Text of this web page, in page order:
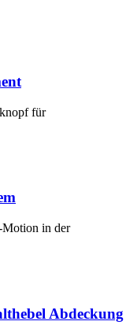
für
Motion in der
Abdeckung